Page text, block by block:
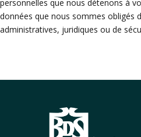
personnelles que nous détenons à
données que nous sommes obligés
administratives, juridiques ou de